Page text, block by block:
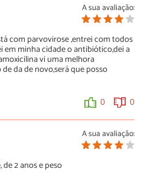
A sua avaliação:
com parvovirose ,entrei com todos
minha cidade o antibiótico,dei a
vi uma melhora
da de novo,será que posso
0 0
A sua avaliação:
2 anos e peso